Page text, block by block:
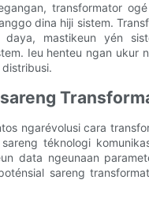
transformator
dina hiji sistem.
daya, mastikeun yén
Ieu henteu ngan ukur
ngarévolusi cara
téknologi
data ngeunaan
sareng